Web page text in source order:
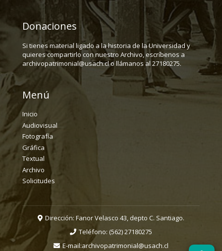
Donaciones
Si tienes material ligado a la historia de la Universidad y
quieres compartirlo con nuestro Archivo, escríbenos a
archivopatrimonial@usach.cl o llámanos al 27180275.
Menú
Inicio
Audiovisual
Fotografía
Gráfica
Textual
Archivo
Solicitudes
Dirección: Fanor Velasco 43, depto C. Santiago.
Teléfono: (562) 27180275
E-mail:archivopatrimonial@usach.cl